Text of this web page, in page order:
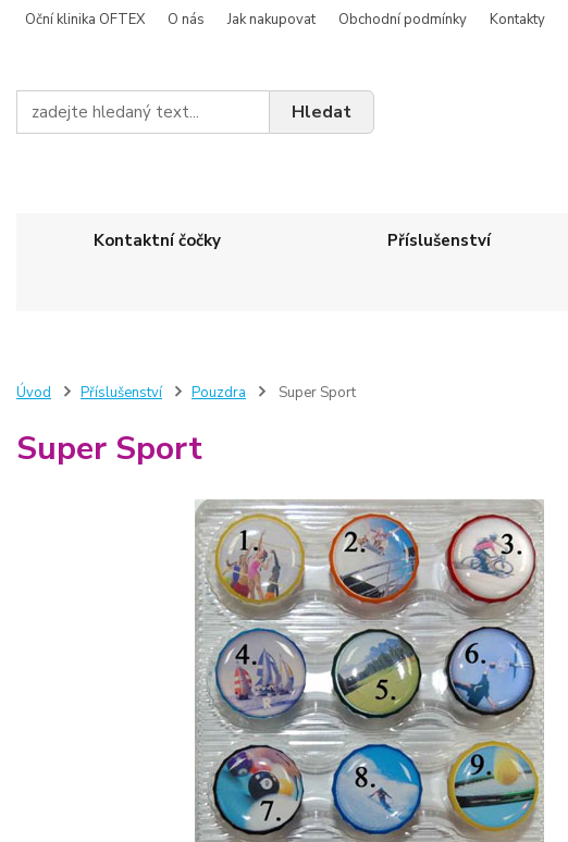
Oční klinika OFTEX O nás Jak nakupovat Obchodní podmínky Kontakty
Hledat
Kontaktní čočky Příslušenství
Úvod Příslušenství Pouzdra Super Sport
Super Sport